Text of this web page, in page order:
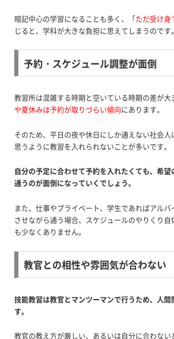
暗記中心の学習になることも多く、「ただ受け身
じると、学科が大きな負担に思えてしまうのです。
予約・スケジュール調整が面倒
教習所は混雑する時期と空いている時期の差が大
や夏休みは予約が取りづらい傾向にあります。
そのため、平日の夜や休日にしか通えない社会
思うように教習を入れられないことが多いです。
自分の予定に合わせて予約を入れたくても、希望
通うのが面倒になっていくでしょう。
また、仕事やプライベート、学生であればアル
させながら通う場合、スケジュールのやりくり
も少なくありません。
教官との相性や雰囲気が合わない
技能教習は教官とマンツーマンで行うため、人間
す。
教官の教え方が厳しい、あるいは自分に合わない